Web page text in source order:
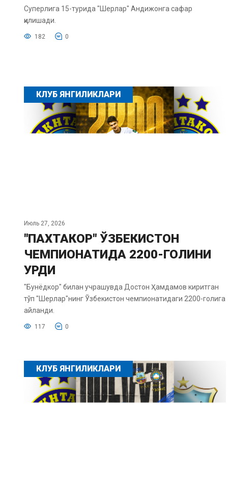
Суперлига 15-турида "Шерлар" Андижонга сафар
қилишади.
182 0
КЛУБ ЯНГИЛИКЛАРИ
Июль 27, 2026
"ПАХТАКОР" ЎЗБЕКИСТОН
ЧЕМПИОНАТИДА 2200-ГОЛИНИ
УРДИ
"Бунёдкор" билан учрашувда Достон Ҳамдамов киритган
тўп "Шерлар"нинг Ўзбекистон чемпионатидаги 2200-голига
айланди.
117 0
КЛУБ ЯНГИЛИКЛАРИ